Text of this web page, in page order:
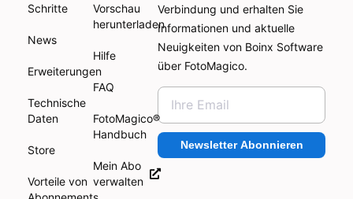
Schritte
News
Erweiterungen
Technische
Daten
Store
Vorteile von
Vorschau
herunterladen
Hilfe
FAQ
FotoMagico®
Handbuch
Mein Abo
verwalten
Verbindung und erhalten Sie
Informationen und aktuelle
Neuigkeiten von Boinx Software
über FotoMagico.
Newsletter Abonnieren